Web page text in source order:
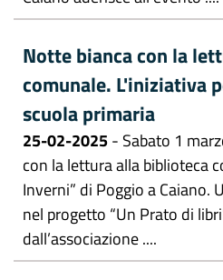
Notte bianca con la
comunale. L'iniziativa
scuola primaria
25-02-2025- Sabato 1
con la lettura alla biblioteca
Inverni” di Poggio a Caiano.
nel progetto “Un Prato di
dall’associazione ....